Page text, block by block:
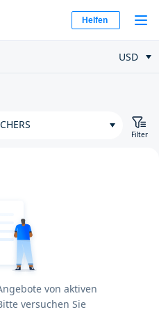
Helfen
USD
Filter
von aktiven
versuchen Sie